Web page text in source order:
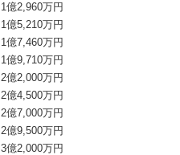
1億2,960万円
1億5,210万円
1億7,460万円
1億9,710万円
2億2,000万円
2億4,500万円
2億7,000万円
2億9,500万円
3億2,000万円